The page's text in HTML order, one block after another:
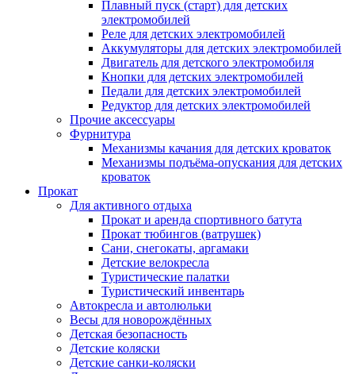
Плавный пуск (старт) для детских
электромобилей
Реле для детских электромобилей
Аккумуляторы для детских электромобилей
Двигатель для детского электромобиля
Кнопки для детских электромобилей
Педали для детских электромобилей
Редуктор для детских электромобилей
Прочие аксессуары
Фурнитура
Механизмы качания для детских кроваток
Механизмы подъёма-опускания для детских
кроваток
Прокат
Для активного отдыха
Прокат и аренда спортивного батута
Прокат тюбингов (ватрушек)
Сани, снегокаты, аргамаки
Детские велокресла
Туристические палатки
Туристический инвентарь
Автокресла и автолюльки
Весы для новорождённых
Детская безопасность
Детские коляски
Детские санки-коляски